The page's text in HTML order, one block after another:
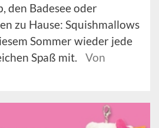
den Badesee oder
zu Hause: Squishmallows
Sommer wieder jede
Spaß mit.
Von